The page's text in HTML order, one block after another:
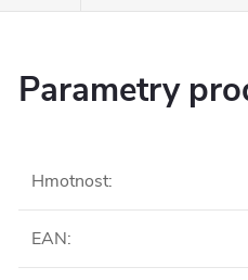
Parametry
Hmotnost:
EAN: